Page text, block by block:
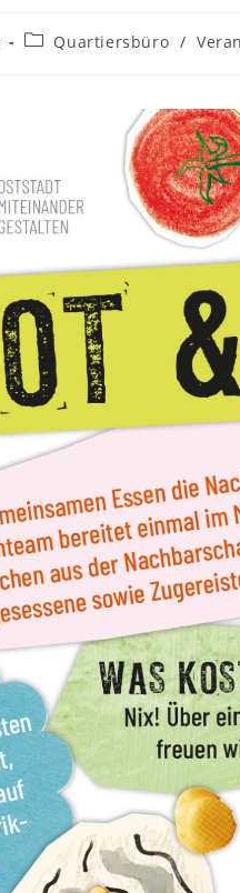
Quartiersbüro /